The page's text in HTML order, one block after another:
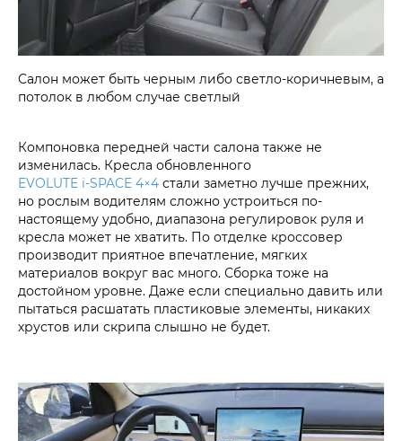
Салон может быть черным либо светло-коричневым, а
потолок в любом случае светлый
Компоновка передней части салона также не
изменилась. Кресла обновленного
EVOLUTE i‑SPACE 4×4 стали заметно лучше прежних,
но рослым водителям сложно устроиться по-
настоящему удобно, диапазона регулировок руля и
кресла может не хватить. По отделке кроссовер
производит приятное впечатление, мягких
материалов вокруг вас много. Сборка тоже на
достойном уровне. Даже если специально давить или
пытаться расшатать пластиковые элементы, никаких
хрустов или скрипа слышно не будет.